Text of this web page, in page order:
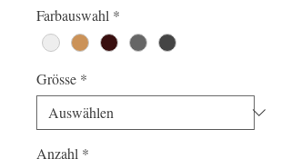
Farbauswahl *
Grösse *
Anzahl *